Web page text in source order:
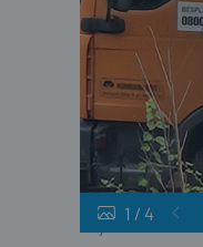
Željka
1 / 4